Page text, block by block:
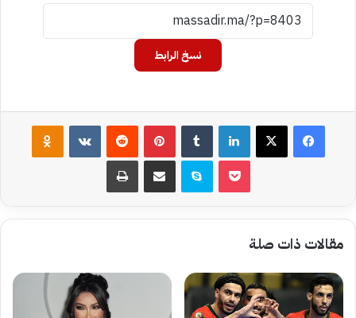
نسخ الرابط
فيسبوك‫X لينكدإن ‏Tumblr بينتيريست
‏Reddit
‏VKontakte
‫Pocket سكايب مشاركة عبر البريد طباعة
مقالات ذات صلة